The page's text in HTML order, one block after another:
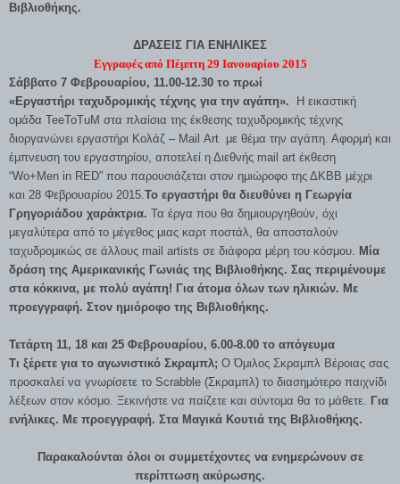
Βιβλιοθήκης.
ΔΡΑΣΕΙΣ ΓΙΑ ΕΝΗΛΙΚΕΣ
Εγγραφές από Πέμπτη 29 Ιανουαρίου 2015
Σάββατο 7 Φεβρουαρίου, 11.00-12.30 το πρωί
«Εργαστήρι ταχυδρομικής τέχνης για την αγάπη».
Η εικαστική
ομάδα TeeToTuM στα πλαίσια της έκθεσης ταχυδρομικής τέχνης
διοργανώνει εργαστήρι Κολάζ – Mail Art με θέμα την αγάπη. Αφορμή και
έμπνευση του εργαστηρίου, αποτελεί η Διεθνής mail art έκθεση
“Wo+Men in RED” που παρουσιάζεται στον ημιώροφο της ΔΚΒΒ μέχρι
και 28 Φεβρουαρίου 2015.Το εργαστήρι θα διευθύνει η Γεωργία
Γρηγοριάδου χαράκτρια. Τα έργα που θα δημιουργηθούν, όχι
μεγαλύτερα από το μέγεθος μιας καρτ ποστάλ, θα αποσταλούν
ταχυδρομικώς σε άλλους mail artists σε διάφορα μέρη του κόσμου. Μία
δράση της Αμερικανικής Γωνιάς της Βιβλιοθήκης. Σας περιμένουμε
στα κόκκινα, με πολύ αγάπη! Για άτομα όλων των ηλικιών. Με
προεγγραφή. Στον ημιόροφο της Βιβλιοθήκης.
Τετάρτη 11, 18 και 25 Φεβρουαρίου, 6.00-8.00 το απόγευμα
Τι ξέρετε για το αγωνιστικό Σκραμπλ; Ο Όμιλος Σκραμπλ Βέροιας σας
προσκαλεί να γνωρίσετε το Scrabble (Σκραμπλ) το διασημότερο παιχνίδι
λέξεων στον κόσμο. Ξεκινήστε να παίζετε και σύντομα θα το μάθετε. Για
ενήλικες. Με προεγγραφή. Στα Μαγικά Κουτιά της Βιβλιοθήκης.
Παρακαλούνται όλοι οι συμμετέχοντες να ενημερώνουν σε
περίπτωση ακύρωσης.